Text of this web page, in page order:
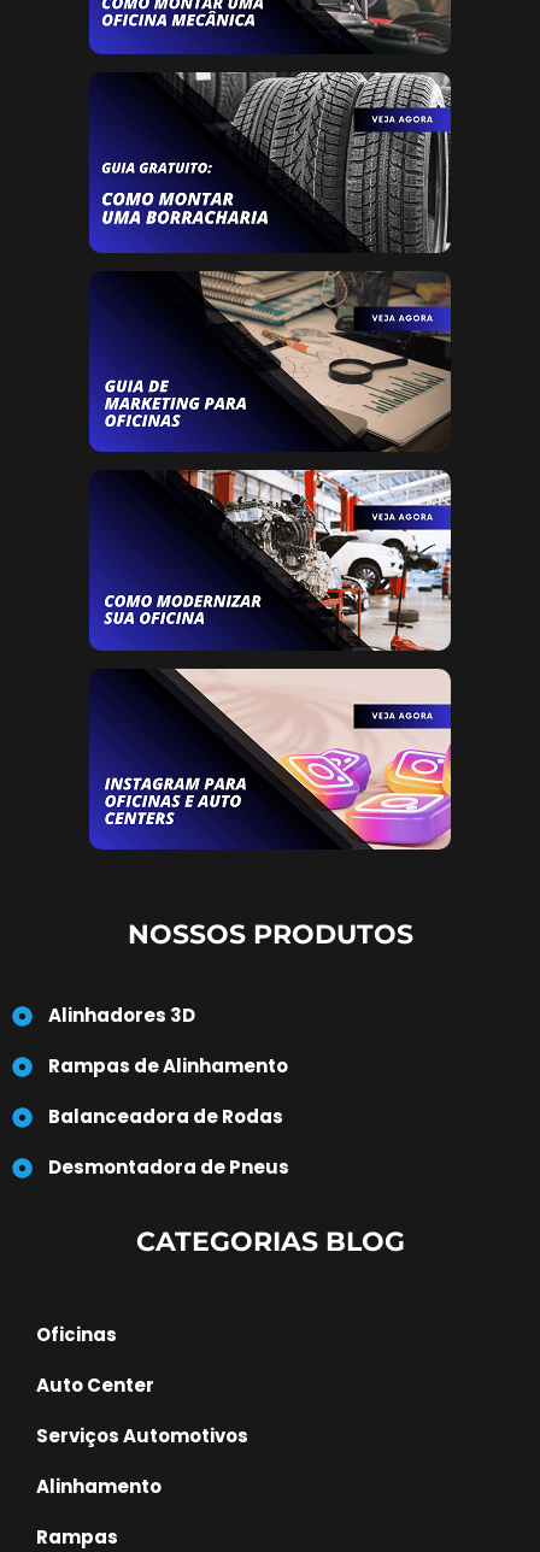
NOSSOS PRODUTOS
Alinhadores 3D
Rampas de Alinhamento
Balanceadora de Rodas
Desmontadora de Pneus
CATEGORIAS BLOG
Oficinas
Auto Center
Serviços Automotivos
Alinhamento
Rampas